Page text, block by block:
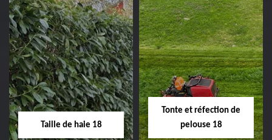
Elagage d'arbre 18
Entreprise élagage
d'arbre 18 Cher tel:
02.52.56.49.40
Abattage d'arbres
18
Entreprise abattage
Taille de haie 18
Tonte et réfection de
pelouse 18